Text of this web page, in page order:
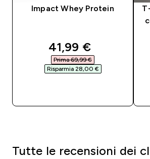
Impact Whey Protein
discounted price
41,99 €‎
Prima 69,99 €‎
Risparmia 28,00 €‎
Tutte le recensioni dei